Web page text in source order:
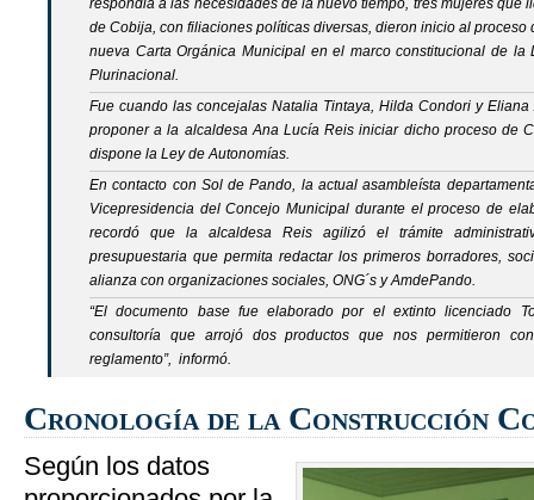
respondia a las necesidades de la nuevo tiempo, tres mujeres que
de Cobija, con filiaciones políticas diversas, dieron inicio al proceso
nueva Carta Orgánica Municipal en el marco constitucional de la
Plurinacional.
Fue cuando las concejalas Natalia Tintaya, Hilda Condori y
proponer a la alcaldesa Ana Lucía Reis iniciar dicho proceso de
dispone la Ley de Autonomías.
En contacto con Sol de Pando, la actual asambleísta
Vicepresidencia del Concejo Municipal durante el proceso de
recordó que la alcaldesa Reis agilizó el trámite
presupuestaria que permita redactar los primeros borradores,
alianza con organizaciones sociales, ONG´s y AmdePando.
“El documento base fue elaborado por el extinto licenciado
consultoría que arrojó dos productos que nos permitieron
reglamento”, informó.
Cronología de la Construcción
Según los datos